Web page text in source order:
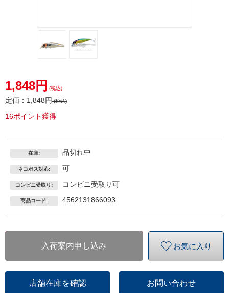
1,848円 (税込)
定価：1,848円(税込)
16ポイント獲得
在庫: 品切れ中
ネコポス対応: 可
コンビニ受取り: コンビニ受取り可
商品コード: 4562131866093
入荷案内申し込み お気に入り
店舗在庫を確認 お問い合わせ